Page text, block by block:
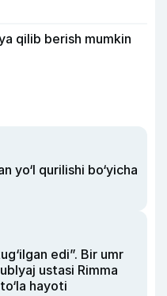
qilib berish mumkin
yo‘l qurilishi bo‘yicha
edi”. Bir umr
ustasi Rimma
hayoti